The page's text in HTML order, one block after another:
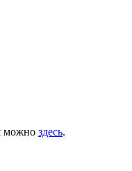
можно здесь.